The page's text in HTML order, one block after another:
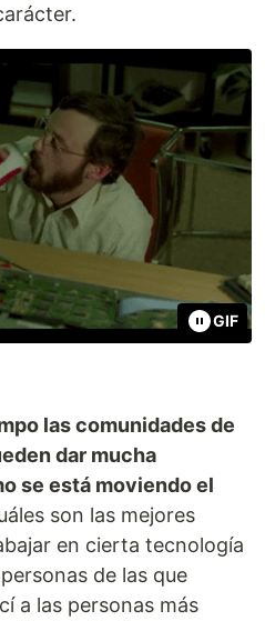
GIF
las comunidades de
dar mucha
se está moviendo el
son las mejores
en cierta tecnología
de las que
a las personas más